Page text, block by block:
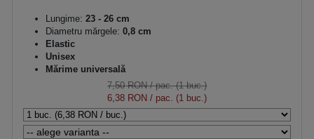
Lungime: 23 - 26 cm
Diametru mărgele: 0,8 cm
Elastic
Unisex
Mărime universală
7,50 RON/ pac. (1 buc.)
6,38 RON / pac. (1 buc.)